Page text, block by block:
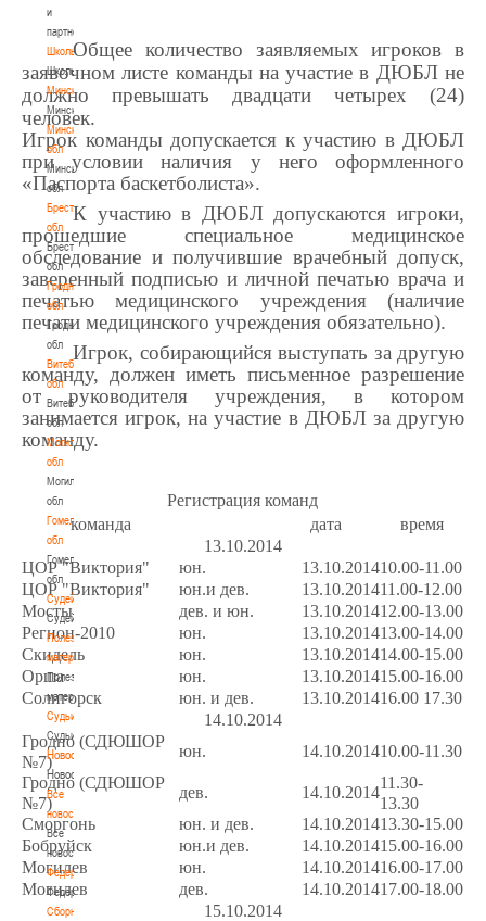
и
партнеры
Школы
Школы
Минск
Минск
Минская
обл
Минская
обл
Брестская
обл
Брестская
обл
Гродненская
обл
Гродненская
обл
Витебская
обл
Витебская
обл
Могилевская
обл
Могилевская
обл
Гомельская
обл
Гомельская
обл
Судейство
Судейство
Полезные
материалы
Полезные
материалы
Судьи
Судьи
Новости
Новости
Все
новости
Все
новости
Федерация
Федерация
Сборные
Общее количество заявляемых игроков в
заявочном листе команды на участие в ДЮБЛ не
должно превышать двадцати четырех (24)
человек.
Игрок команды допускается к участию в ДЮБЛ
при условии наличия у него оформленного
«Паспорта баскетболиста».
К участию в ДЮБЛ допускаются игроки,
прошедшие специальное медицинское
обследование и получившие врачебный допуск,
заверенный подписью и личной печатью врача и
печатью медицинского учреждения (наличие
печати медицинского учреждения обязательно).
Игрок, собирающийся выступать за другую
команду, должен иметь письменное разрешение
от руководителя учреждения, в котором
занимается игрок, на участие в ДЮБЛ за другую
команду.
Регистрация команд
команда
дата
время
13.10.2014
ЦОР "Виктория"
юн. 13.10.201410.00-11.00
ЦОР "Виктория"
юн.и дев. 13.10.201411.00-12.00
Мосты
дев. и юн. 13.10.201412.00-13.00
Регион-2010
юн. 13.10.201413.00-14.00
Скидель
юн. 13.10.201414.00-15.00
Орша
юн. 13.10.201415.00-16.00
Солигорск
юн. и дев. 13.10.201416.00 17.30
14.10.2014
Гродно (СДЮШОР
№7)
юн. 14.10.201410.00-11.30
Гродно (СДЮШОР
№7)
дев. 14.10.2014
11.30-
13.30
Сморгонь
юн. и дев. 14.10.201413.30-15.00
Бобруйск
юн.и дев. 14.10.201415.00-16.00
Могилев
юн. 14.10.201416.00-17.00
Могилев
дев. 14.10.201417.00-18.00
15.10.2014